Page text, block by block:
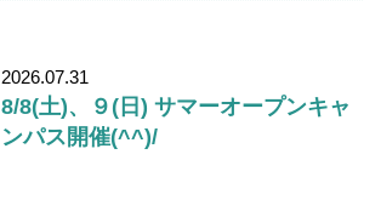
2026.07.31
8/8(土)、９(日) サマーオープンキャ
ンパス開催(^^)/